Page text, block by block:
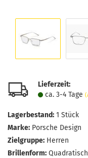
Lieferzeit:
ca. 3-4 Tage
Lagerbestand: 1 Stück
Marke: Porsche Design
Zielgruppe: Herren
Brillenform: